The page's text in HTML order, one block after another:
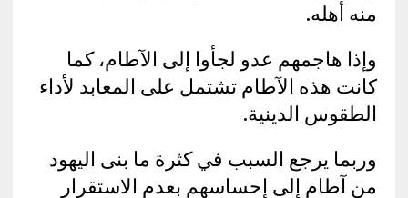
منه أهله.
وإذا هاجمهم عدو لجأوا إلى الآطام، كما
كانت هذه الآطام تشتمل على المعابد لأداء
الطقوس الدينية.
وربما يرجع السبب في كثرة ما بنى اليهود
من آطام إلى إحساسهم بعدم الاستقرار